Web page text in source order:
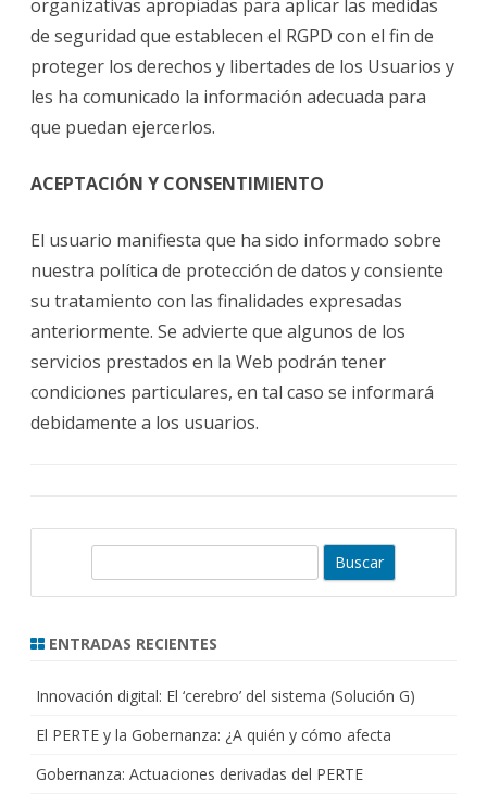
organizativas apropiadas para aplicar las medidas
de seguridad que establecen el RGPD con el fin de
proteger los derechos y libertades de los Usuarios y
les ha comunicado la información adecuada para
que puedan ejercerlos.
ACEPTACIÓN Y CONSENTIMIENTO
El usuario manifiesta que ha sido informado sobre
nuestra política de protección de datos y consiente
su tratamiento con las finalidades expresadas
anteriormente. Se advierte que algunos de los
servicios prestados en la Web podrán tener
condiciones particulares, en tal caso se informará
debidamente a los usuarios.
c
ENTRADAS RECIENTES
Innovación digital: El ‘cerebro’ del sistema (Solución G)
El PERTE y la Gobernanza: ¿A quién y cómo afecta
Gobernanza: Actuaciones derivadas del PERTE